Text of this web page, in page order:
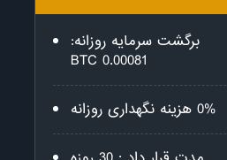
برگشت سرمایه روزانه:
0.00081 BTC
0% هزینه نگهداری روزانه